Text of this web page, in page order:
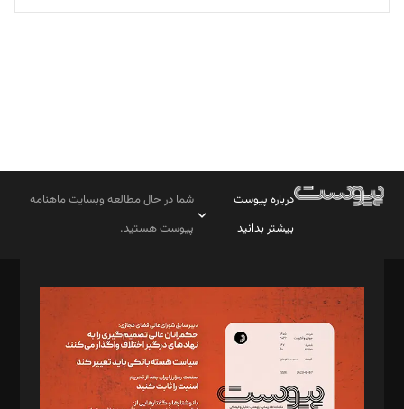
تحریریه
درباره پیوست
بیشتر بدانید
شما در حال مطالعه وبسایت ماهنامه
پیوست هستید.
مدیر مسئول: محمدباقر اثنی‌عشری
سردبیر: مهرک محمودی
دبیر تحریریه: میثم قاسمی
د‌بیر ناداستان: سمانه سمیع
د‌بیر خدمت و تجارت: ابوالفضل رجبی